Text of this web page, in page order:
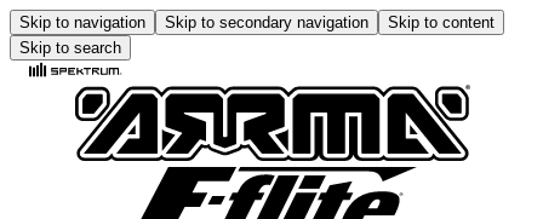
Skip to navigation Skip to secondary navigation
Skip to content
Skip to search